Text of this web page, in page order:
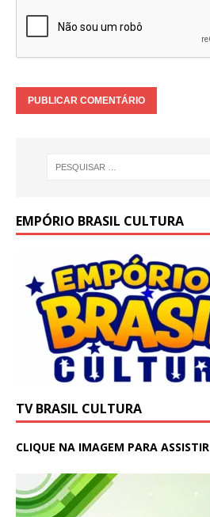
EMPÓRIO BRASIL CULTURA
TV BRASIL CULTURA
CLIQUE NA IMAGEM PARA ASSISTIR